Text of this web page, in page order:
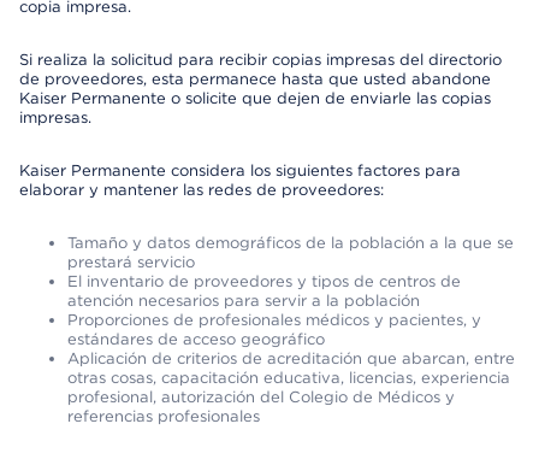
copia impresa.
Si realiza la solicitud para recibir copias impresas del directorio
de proveedores, esta permanece hasta que usted abandone
Kaiser Permanente o solicite que dejen de enviarle las copias
impresas.
Kaiser Permanente considera los siguientes factores para
elaborar y mantener las redes de proveedores:
Tamaño y datos demográficos de la población a la que se
prestará servicio
El inventario de proveedores y tipos de centros de
atención necesarios para servir a la población
Proporciones de profesionales médicos y pacientes, y
estándares de acceso geográfico
Aplicación de criterios de acreditación que abarcan, entre
otras cosas, capacitación educativa, licencias, experiencia
profesional, autorización del Colegio de Médicos y
referencias profesionales